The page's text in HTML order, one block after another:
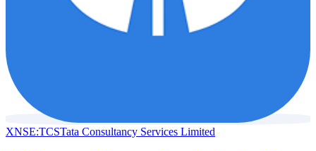
XNSE:TCSTata Consultancy Services Limited